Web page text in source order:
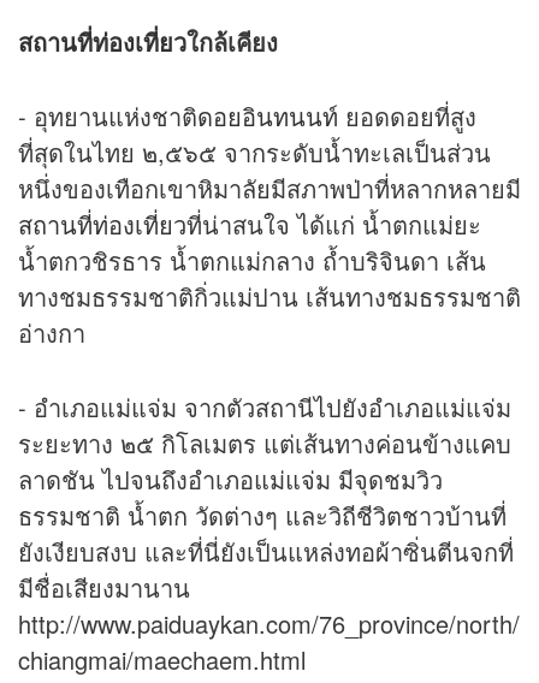
สถานที่ท่องเที่ยวใกล้เคียง
- อุทยานแห่งชาติดอยอินทนนท์ ยอดดอยที่สูง
ที่สุดในไทย ๒,๕๖๕ จากระดับน้ำทะเลเป็นส่วน
หนึ่งของเทือกเขาหิมาลัยมีสภาพป่าที่หลากหลายมี
สถานที่ท่องเที่ยวที่น่าสนใจ ได้แก่ น้ำตกแม่ยะ
น้ำตกวชิรธาร น้ำตกแม่กลาง ถ้ำบริจินดา เส้น
ทางชมธรรมชาติกิ่วแม่ปาน เส้นทางชมธรรมชาติ
อ่างกา
- อำเภอแม่แจ่ม จากตัวสถานีไปยังอำเภอแม่แจ่ม
ระยะทาง ๒๕ กิโลเมตร แต่เส้นทางค่อนข้างแคบ
ลาดชัน ไปจนถึงอำเภอแม่แจ่ม มีจุดชมวิว
ธรรมชาติ น้ำตก วัดต่างๆ และวิถีชีวิตชาวบ้านที่
ยังเงียบสงบ และที่นี่ยังเป็นแหล่งทอผ้าซิ่นตีนจกที่
มีชื่อเสียงมานาน
http://www.paiduaykan.com/76_province/north/
chiangmai/maechaem.html